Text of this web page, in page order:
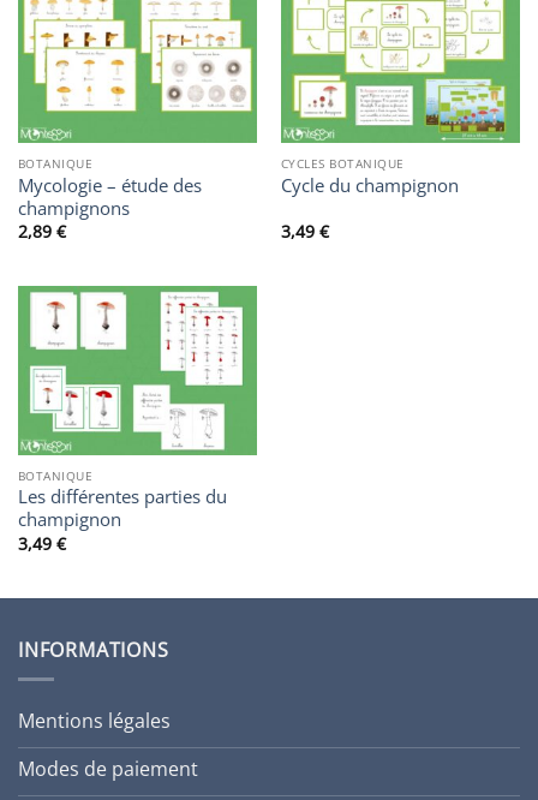
BOTANIQUE
Mycologie – étude des
champignons
2,89 €
CYCLES BOTANIQUE
Cycle du champignon
3,49 €
BOTANIQUE
Les différentes parties du
champignon
3,49 €
INFORMATIONS
Mentions légales
Modes de paiement